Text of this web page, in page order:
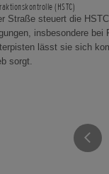
(HSTC)
Straße steuert die
insbesondere bei
lässt sie sich
sorgt.